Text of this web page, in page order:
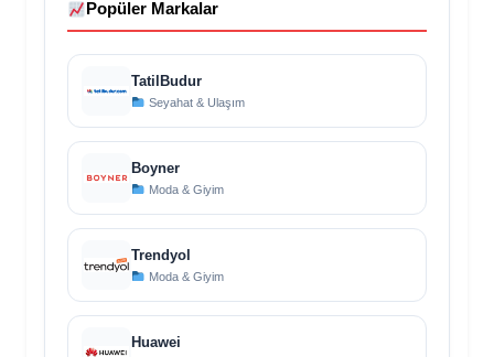
Popüler Markalar
TatilBudur
Seyahat & Ulaşım
Boyner
Moda & Giyim
Trendyol
Moda & Giyim
Huawei